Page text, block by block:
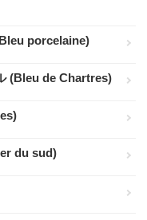
porcelaine)
(Bleu de Chartres)
du sud)